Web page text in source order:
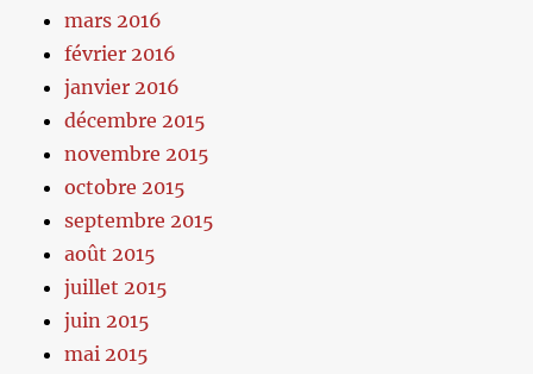
mars 2016
février 2016
janvier 2016
décembre 2015
novembre 2015
octobre 2015
septembre 2015
août 2015
juillet 2015
juin 2015
mai 2015